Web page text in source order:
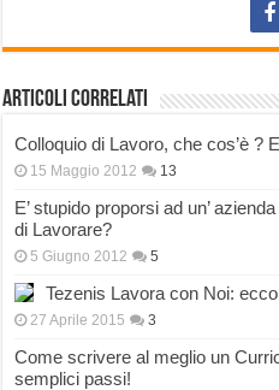
Articoli correlati
Colloquio di Lavoro, che cos’è ?
15 Maggio 2012 13
E’ stupido proporsi ad un’
di Lavorare?
5 Giugno 2012 5
Tezenis Lavora con Noi:
27 Aprile 2015 3
Come scrivere al meglio un
semplici passi!